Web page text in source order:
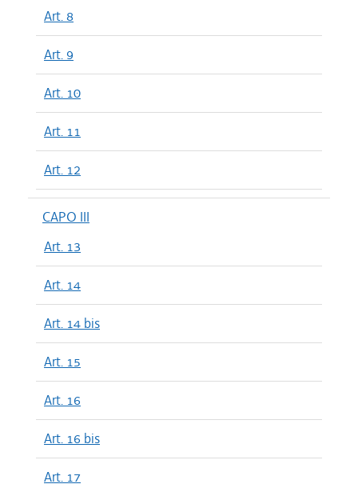
Art. 8
Art. 9
Art. 10
Art. 11
Art. 12
CAPO III
Art. 13
Art. 14
Art. 14 bis
Art. 15
Art. 16
Art. 16 bis
Art. 17